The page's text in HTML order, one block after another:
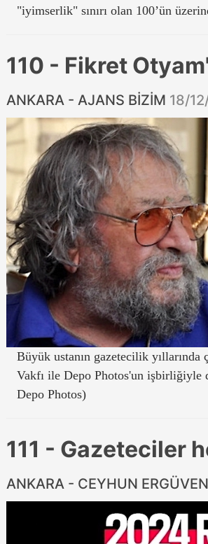
"iyimserlik" sınırı olan 100’ün
110 - Fikret
ANKARA - AJANS BİZİM 18/
Büyük ustanın gazetecilik
Vakfı ile Depo Photos'un işbirliğiyle
Depo Photos)
111 - Gazeteciler
ANKARA - CEYHUN